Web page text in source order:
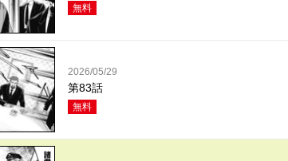
無料
2026/05/29
第83話
無料